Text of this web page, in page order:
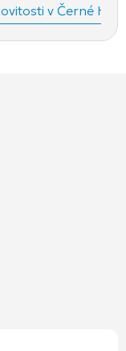
v Černé Hoře